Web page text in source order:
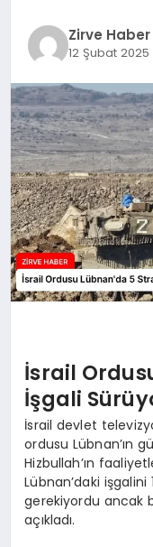
SAĞLIK
SPOR
TEKNOLOJI
Zirve Haber
12 Şubat 2025
İsrail
İşgali
İsrail devlet
ordusu Lübnan’ın
Hizbullah’ın
Lübnan’daki işgalini
gerekiyordu ancak
açıkladı.